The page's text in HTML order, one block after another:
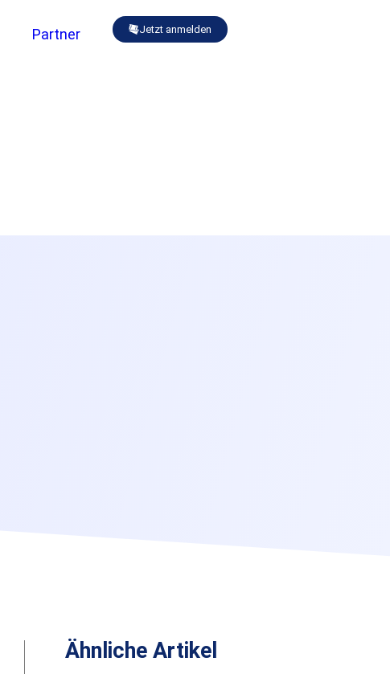
Partner Jetzt anmelden
Ähnliche Artikel